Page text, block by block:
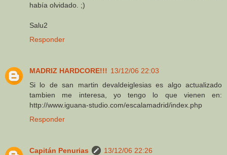
había olvidado. ;)
Salu2
Responder
MADRIZ HARDCORE!!! 13/12/06 22:03
Si lo de san martin devaldeiglesias es algo actualizado
tambien me interesa, yo tengo lo que vienen en:
http://www.iguana-studio.com/escalamadrid/index.php
Responder
Capitán Penurias
13/12/06 22:26